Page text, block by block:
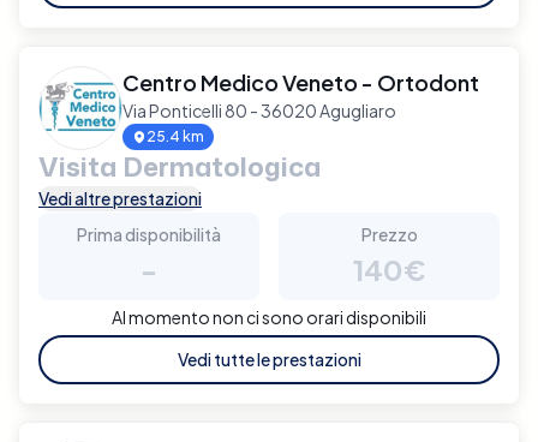
Centro Medico Veneto - Ortodont
Via Ponticelli 80 - 36020 Agugliaro
25.4 km
Visita Dermatologica
Vedi altre prestazioni
Prima disponibilità
-
Prezzo
140€
Al momento non ci sono orari disponibili
Vedi tutte le prestazioni